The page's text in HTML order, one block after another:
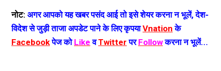
नोट: अगर आपको यह खबर पसंद आई तो इसे शेयर करना न भूलें, देश-
विदेश से जुड़ी ताजा अपडेट पाने के लिए कृपयाVnation के
Facebookपेज को Like वTwitter परFollowकरना न भूलें...